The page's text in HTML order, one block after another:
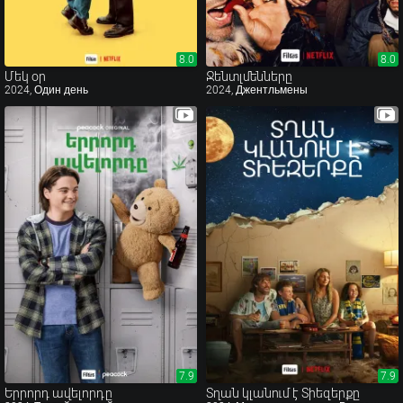
8.0
8.0
Մեկ օր
2024, Один день
8.0
8.0
Ջենտլմենները
2024, Джентльмены
7.9
7.9
Երրորդ ավելորդը
7.9
7.9
Տղան կլանում է Տիեզերքը